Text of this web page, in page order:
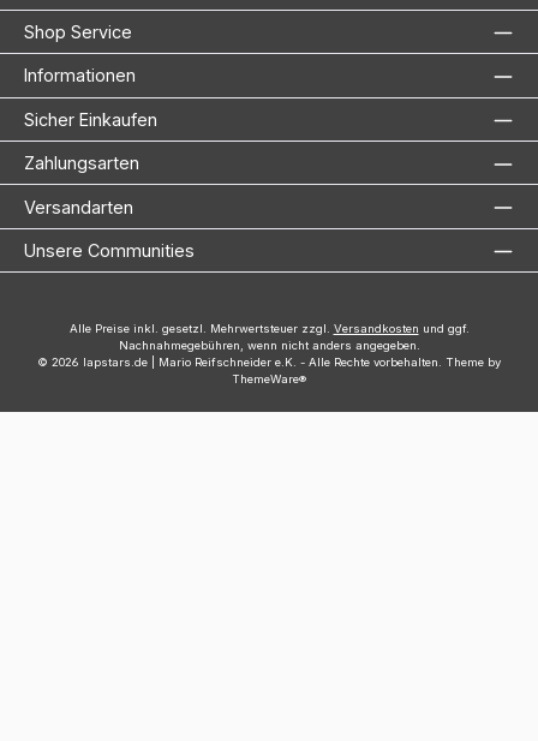
Shop Service
Informationen
Sicher Einkaufen
Zahlungsarten
Versandarten
Unsere Communities
Alle Preise inkl. gesetzl. Mehrwertsteuer zzgl. Versandkosten und ggf.
Nachnahmegebühren, wenn nicht anders angegeben.
© 2026 lapstars.de | Mario Reifschneider e.K. - Alle Rechte vorbehalten. Theme by
ThemeWare®